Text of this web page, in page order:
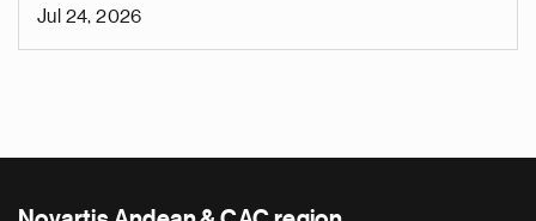
Jul 24, 2026